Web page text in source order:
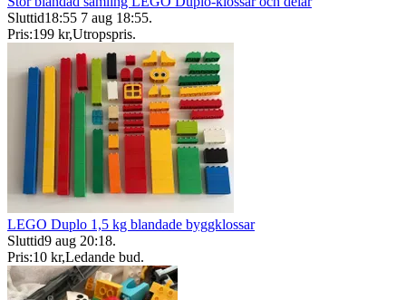
Sluttid18:55 7 aug 18:55.
Pris:199 kr,Utropspris.
LEGO Duplo 1,5 kg blandade byggklossar
Sluttid9 aug 20:18.
Pris:10 kr,Ledande bud.